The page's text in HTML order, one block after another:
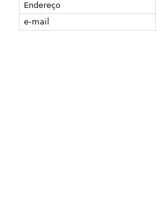
Endereço
e-mail